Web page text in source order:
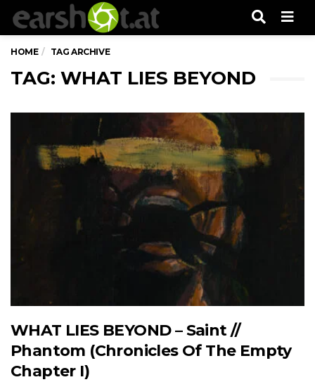
HOME TAG ARCHIVE
TAG: WHAT LIES BEYOND
WHAT LIES BEYOND – Saint //
Phantom (Chronicles Of The Empty
Chapter I)